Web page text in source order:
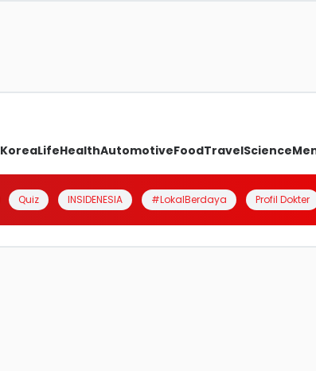
KoreaLifeHealthAutomotiveFoodTravelScience
Quiz INSIDENESIA #LokalBerdaya Profil Dokter